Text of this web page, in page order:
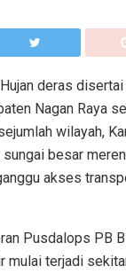
Hujan deras
Nagan Raya
wilayah,
sungai besar
akses
Pusdalops PB
mulai terjadi